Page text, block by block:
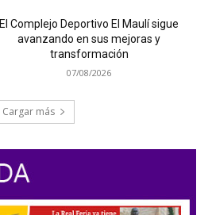
El Complejo Deportivo El Maulí sigue
avanzando en sus mejoras y
transformación
07/08/2026
Cargar más